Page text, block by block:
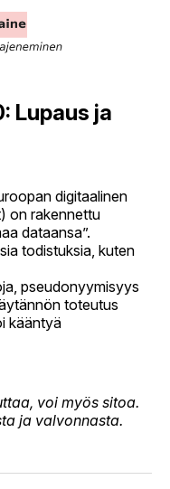
Lupaus ja
digitaalinen
on rakennettu
dataansa”.
todistuksia, kuten
pseudonyymisyys
toteutus
kääntyä
voi myös sitoa.
ja valvonnasta.